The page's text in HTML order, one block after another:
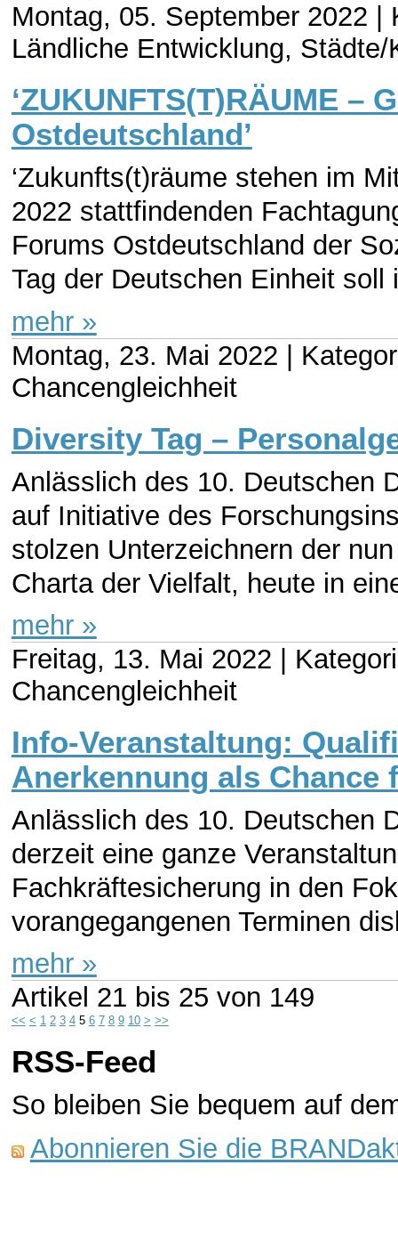
Montag, 05. September 2022 |
Ländliche Entwicklung, Städte/
‘ZUKUNFTS(T)RÄUME –
Ostdeutschland’
‘Zukunfts(t)räume stehen im
2022 stattfindenden
Forums Ostdeutschland der
Tag der Deutschen Einheit soll
mehr »
Montag, 23. Mai 2022 |
Chancengleichheit
Diversity Tag –
Anlässlich des 10. Deutschen
auf Initiative des
stolzen Unterzeichnern der
Charta der Vielfalt, heute in
mehr »
Freitag, 13. Mai 2022 |
Chancengleichheit
Info-Veranstaltung:
Anerkennung als Chance
Anlässlich des 10. Deutschen
derzeit eine ganze
Fachkräftesicherung in den
vorangegangenen Terminen
mehr »
Artikel 21 bis 25 von 149
<< < 1 2 3 4 5 6 7 8 9 10 > >>
RSS-Feed
So bleiben Sie bequem auf
Abonnieren Sie die